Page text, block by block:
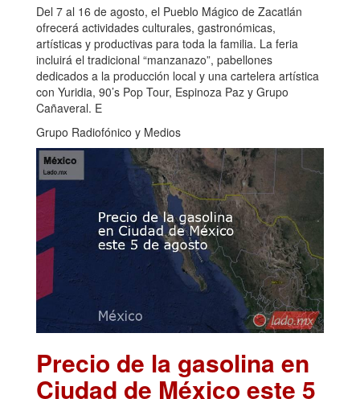
Del 7 al 16 de agosto, el Pueblo Mágico de Zacatlán
ofrecerá actividades culturales, gastronómicas,
artísticas y productivas para toda la familia. La feria
incluirá el tradicional “manzanazo”, pabellones
dedicados a la producción local y una cartelera artística
con Yuridia, 90’s Pop Tour, Espinoza Paz y Grupo
Cañaveral. E
Grupo Radiofónico y Medios
Precio de la gasolina en
Ciudad de México este 5